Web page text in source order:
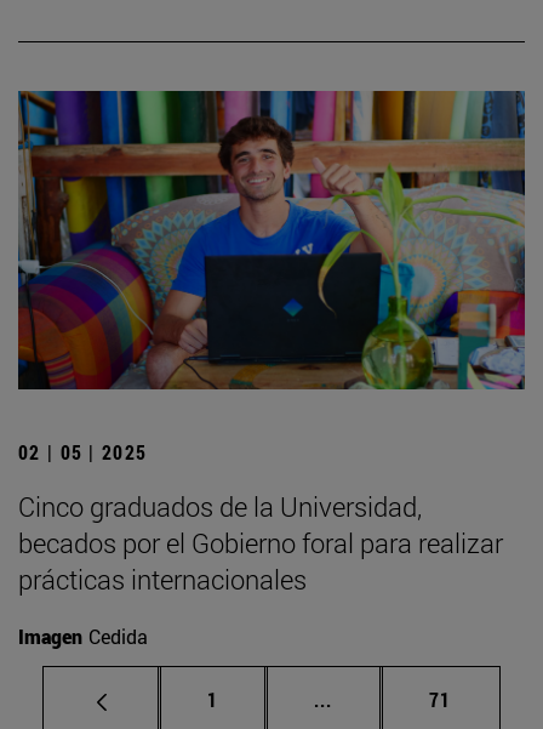
02 | 05 | 2025
Cinco graduados de la Universidad,
becados por el Gobierno foral para realizar
prácticas internacionales
Imagen Cedida
Página
1 ... Páginas intermedias
Página
71